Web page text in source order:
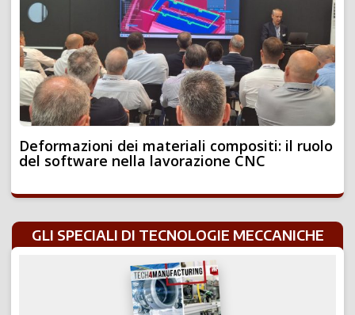
Deformazioni dei materiali compositi: il ruolo
del software nella lavorazione CNC
GLI SPECIALI DI TECNOLOGIE MECCANICHE